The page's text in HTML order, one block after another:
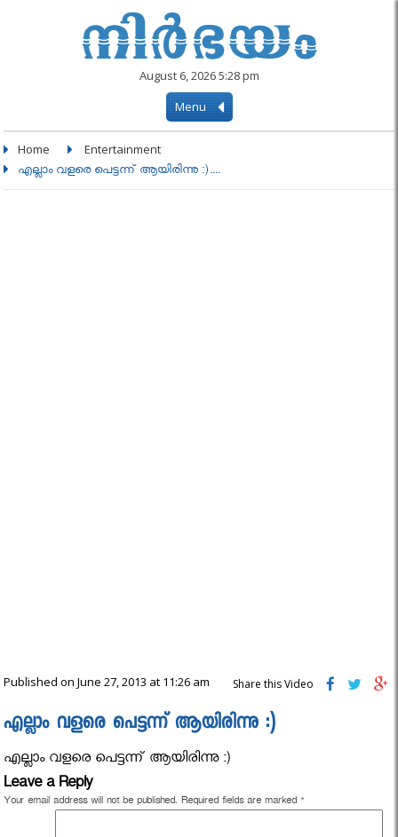
August 6, 2026 5:28 pm
Menu
Home Entertainment
എല്ലാം വളരെ പെട്ടന്ന് ആയിരിന്നു :)....
Published on June 27, 2013 at 11:26 am Share this Video
എല്ലാം വളരെ പെട്ടന്ന് ആയിരിന്നു :)
എല്ലാം വളരെ പെട്ടന്ന് ആയിരിന്നു :)
Leave a Reply
Your email address will not be published. Required fields are marked *